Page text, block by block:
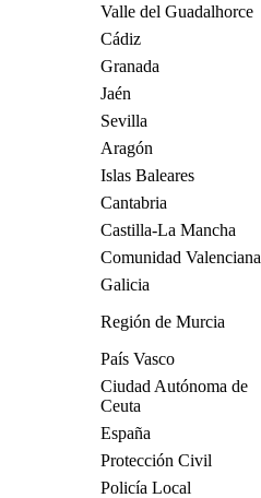
Valle del Guadalhorce
Cádiz
Granada
Jaén
Sevilla
Aragón
Islas Baleares
Cantabria
Castilla-La Mancha
Comunidad Valenciana
Galicia
Región de Murcia
País Vasco
Ciudad Autónoma de
Ceuta
España
Protección Civil
Policía Local